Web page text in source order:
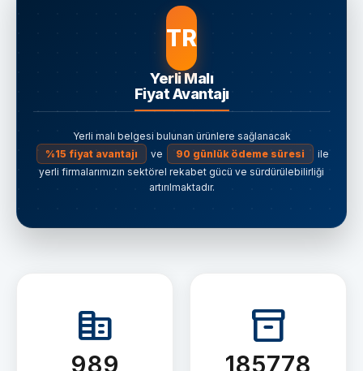
sistem üzerinden gerçekleştirilmesi
gerekmektedir. 11.05.2026 tarihinden sonra
yapılacak banka bilgisi güncellemeleri,
kılavuz doğrultusunda yalnızca sistem
üzerinden gerçekleştirilecektir.
TR
Yerli Malı
Fiyat Avantajı
Yerli malı belgesi bulunan ürünlere sağlanacak
%15 fiyat avantajı
ve 90 günlük ödeme süresi
ile
yerli firmalarımızın sektörel rekabet gücü ve sürdürülebilirliği
artırılmaktadır.
corporate_fare
989
inventory_2
185778